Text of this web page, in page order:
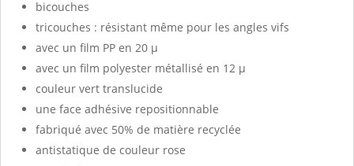
bicouches
tricouches : résistant même pour les angles vifs
avec un film PP en 20 µ
avec un film polyester métallisé en 12 µ
couleur vert translucide
une face adhésive repositionnable
fabriqué avec 50% de matière recyclée
antistatique de couleur rose